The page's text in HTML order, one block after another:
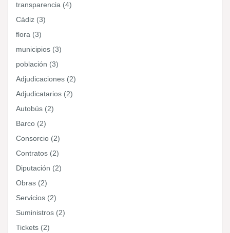
transparencia (4)
Cádiz (3)
flora (3)
municipios (3)
población (3)
Adjudicaciones (2)
Adjudicatarios (2)
Autobús (2)
Barco (2)
Consorcio (2)
Contratos (2)
Diputación (2)
Obras (2)
Servicios (2)
Suministros (2)
Tickets (2)